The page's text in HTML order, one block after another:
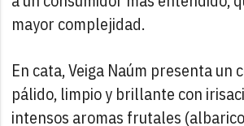
mayor complejidad.
En cata, Veiga Naúm presenta un
pálido, limpio y brillante con
intensos aromas frutales